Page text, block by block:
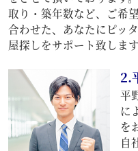
取り・築年数など、ご希
合わせた、あなたにピッ
屋探しをサポート致します
2.
平
に
を
自